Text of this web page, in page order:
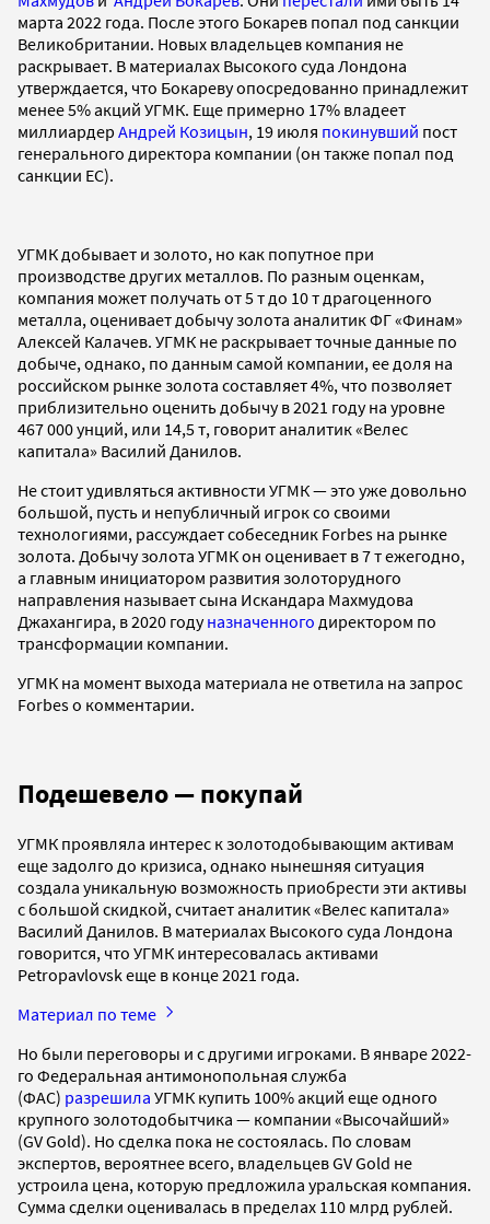
марта 2022 года. После этого Бокарев попал под санкции
Великобритании. Новых владельцев компания не
раскрывает. В материалах Высокого суда Лондона
утверждается, что Бокареву опосредованно принадлежит
менее 5% акций УГМК. Еще примерно 17% владеет
миллиардер Андрей Козицын, 19 июля покинувший пост
генерального директора компании (он также попал под
санкции ЕС).
УГМК добывает и золото, но как попутное при
производстве других металлов. По разным оценкам,
компания может получать от 5 т до 10 т драгоценного
металла, оценивает добычу золота аналитик ФГ «Финам»
Алексей Калачев. УГМК не раскрывает точные данные по
добыче, однако, по данным самой компании, ее доля на
российском рынке золота составляет 4%, что позволяет
приблизительно оценить добычу в 2021 году на уровне
467 000 унций, или 14,5 т, говорит аналитик «Велес
капитала» Василий Данилов.
Не стоит удивляться активности УГМК — это уже довольно
большой, пусть и непубличный игрок со своими
технологиями, рассуждает собеседник Forbes на рынке
золота. Добычу золота УГМК он оценивает в 7 т ежегодно,
а главным инициатором развития золоторудного
направления называет сына Искандара Махмудова
Джахангира, в 2020 годуназначенного директором по
трансформации компании.
УГМК на момент выхода материала не ответила на запрос
Forbes о комментарии.
Подешевело — покупай
УГМК проявляла интерес к золотодобывающим активам
еще задолго до кризиса, однако нынешняя ситуация
создала уникальную возможность приобрести эти активы
с большой скидкой, считает аналитик «Велес капитала»
Василий Данилов. В материалах Высокого суда Лондона
говорится, что УГМК интересовалась активами
Petropavlovsk еще в конце 2021 года.
Материал по теме
Но были переговоры и с другими игроками. В январе 2022-
го Федеральная антимонопольная служба
(ФАС) разрешила УГМК купить 100% акций еще одного
крупного золотодобытчика — компании «Высочайший»
(GV Gold). Но сделка пока не состоялась. По словам
экспертов, вероятнее всего, владельцев GV Gold не
устроила цена, которую предложила уральская компания.
Сумма сделки оценивалась в пределах 110 млрд рублей.